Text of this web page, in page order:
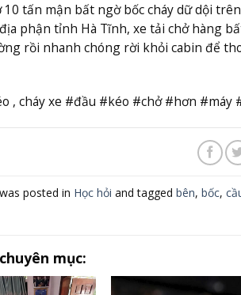
10 tấn mận bất ngờ bốc cháy dữ dội
phận tỉnh Hà Tĩnh, xe tải chở hàng
rồi nhanh chóng rời khỏi cabin để
, cháy xe #đầu #kéo #chở #hơn
posted in Học hỏi and tagged bên, bốc,
mục: